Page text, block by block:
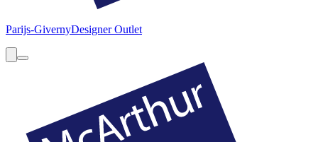
Parijs-GivernyDesigner Outlet